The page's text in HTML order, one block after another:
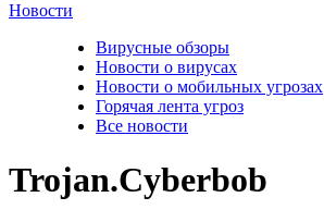
Новости
Вирусные обзоры
Новости о вирусах
Новости о мобильных угрозах
Горячая лента угроз
Все новости
Trojan.Cyberbob